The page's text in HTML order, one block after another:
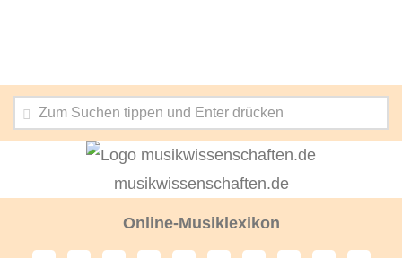
musikwissenschaften.de
Online-Musiklexikon